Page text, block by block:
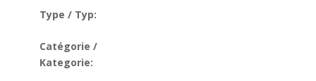
Type / Typ:
Catégorie /
Kategorie: